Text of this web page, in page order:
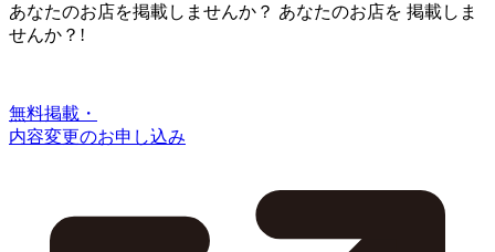
あなたのお店を掲載しませんか？ あなたのお店を 掲載しま
せんか？!
無料掲載・
内容変更のお申し込み